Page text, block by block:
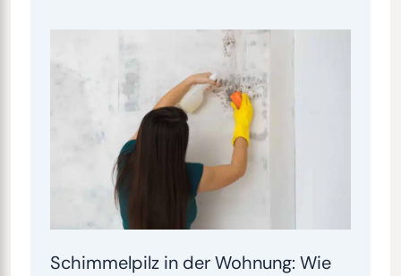
Schimmelpilz in der Wohnung: Wie